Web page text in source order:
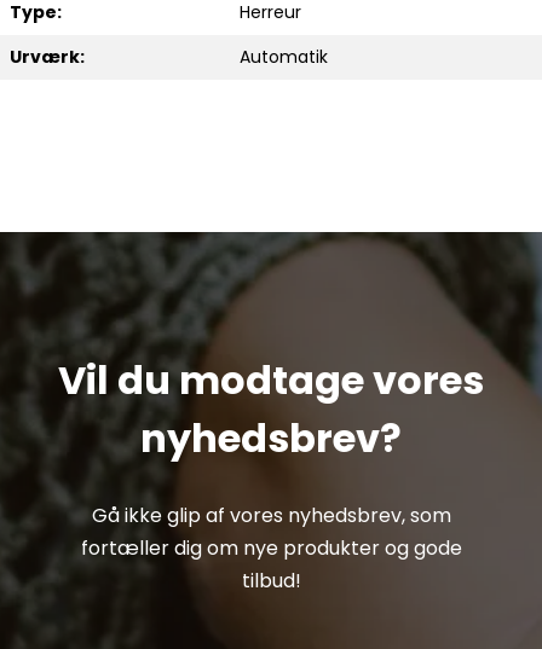
Type:
Herreur
Urværk:
Automatik
Vil du modtage vores
nyhedsbrev?
Gå ikke glip af vores nyhedsbrev, som
fortæller dig om nye produkter og gode
tilbud!